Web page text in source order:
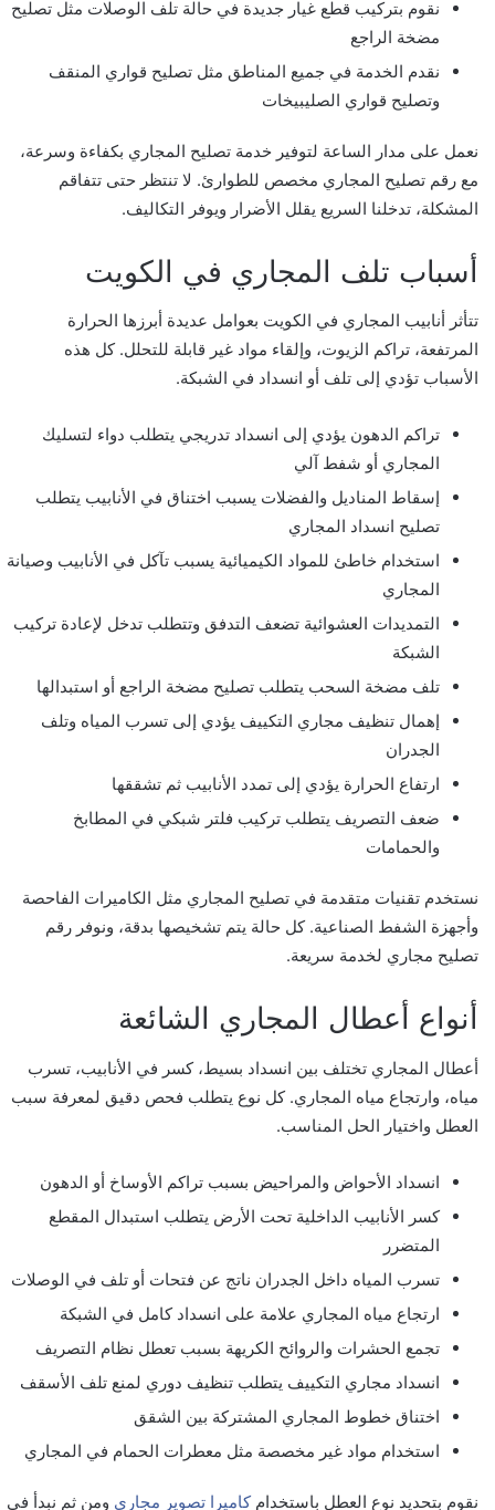
نقوم بتركيب قطع غيار جديدة في حالة تلف الوصلات مثل تصليح
مضخة الراجع
نقدم الخدمة في جميع المناطق مثل تصليح قواري المنقف
وتصليح قواري الصليبيخات
نعمل على مدار الساعة لتوفير خدمة تصليح المجاري بكفاءة وسرعة،
مع رقم تصليح المجاري مخصص للطوارئ. لا تنتظر حتى تتفاقم
المشكلة، تدخلنا السريع يقلل الأضرار ويوفر التكاليف.
أسباب تلف المجاري في الكويت
تتأثر أنابيب المجاري في الكويت بعوامل عديدة أبرزها الحرارة
المرتفعة، تراكم الزيوت، وإلقاء مواد غير قابلة للتحلل. كل هذه
الأسباب تؤدي إلى تلف أو انسداد في الشبكة.
تراكم الدهون يؤدي إلى انسداد تدريجي يتطلب دواء لتسليك
المجاري أو شفط آلي
إسقاط المناديل والفضلات يسبب اختناق في الأنابيب يتطلب
تصليح انسداد المجاري
استخدام خاطئ للمواد الكيميائية يسبب تآكل في الأنابيب وصيانة
المجاري
التمديدات العشوائية تضعف التدفق وتتطلب تدخل لإعادة تركيب
الشبكة
تلف مضخة السحب يتطلب تصليح مضخة الراجع أو استبدالها
إهمال تنظيف مجاري التكييف يؤدي إلى تسرب المياه وتلف
الجدران
ارتفاع الحرارة يؤدي إلى تمدد الأنابيب ثم تشققها
ضعف التصريف يتطلب تركيب فلتر شبكي في المطابخ
والحمامات
نستخدم تقنيات متقدمة في تصليح المجاري مثل الكاميرات الفاحصة
وأجهزة الشفط الصناعية. كل حالة يتم تشخيصها بدقة، ونوفر رقم
تصليح مجاري لخدمة سريعة.
أنواع أعطال المجاري الشائعة
أعطال المجاري تختلف بين انسداد بسيط، كسر في الأنابيب، تسرب
مياه، وارتجاع مياه المجاري. كل نوع يتطلب فحص دقيق لمعرفة سبب
العطل واختيار الحل المناسب.
انسداد الأحواض والمراحيض بسبب تراكم الأوساخ أو الدهون
كسر الأنابيب الداخلية تحت الأرض يتطلب استبدال المقطع
المتضرر
تسرب المياه داخل الجدران ناتج عن فتحات أو تلف في الوصلات
ارتجاع مياه المجاري علامة على انسداد كامل في الشبكة
تجمع الحشرات والروائح الكريهة بسبب تعطل نظام التصريف
انسداد مجاري التكييف يتطلب تنظيف دوري لمنع تلف الأسقف
اختناق خطوط المجاري المشتركة بين الشقق
استخدام مواد غير مخصصة مثل معطرات الحمام في المجاري
نقوم بتحديد نوع العطل باستخدامكاميرا تصوير مجاري ومن ثم نبدأ في